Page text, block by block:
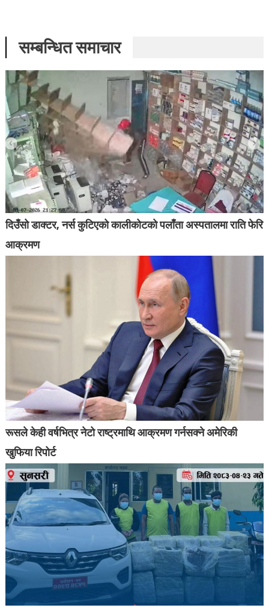
सम्बन्धित समाचार
दिउँसो डाक्टर, नर्स कुटिएको कालीकोटको पलाँता अस्पतालमा राति फेरि
आक्रमण
रूसले केही वर्षभित्र नेटो राष्ट्रमाथि आक्रमण गर्नसक्ने अमेरिकी
खुफिया रिपोर्ट